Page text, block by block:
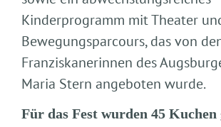
Kinderprogramm mit Theater
Bewegungsparcours, das von
Franziskanerinnen des
Maria Stern angeboten wurde.
Für das Fest wurden 45 Kuchen